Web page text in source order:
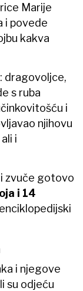
Marije
i povede
kakva
dragovoljce,
s ruba
i
njihovu
i
zvuče gotovo
i 14
i njegove
su odjeću